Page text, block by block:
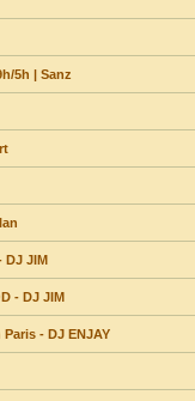
5h | Sanz
DJ JIM
- DJ JIM
- DJ ENJAY